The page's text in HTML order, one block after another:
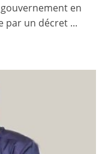
en
par un décret ...